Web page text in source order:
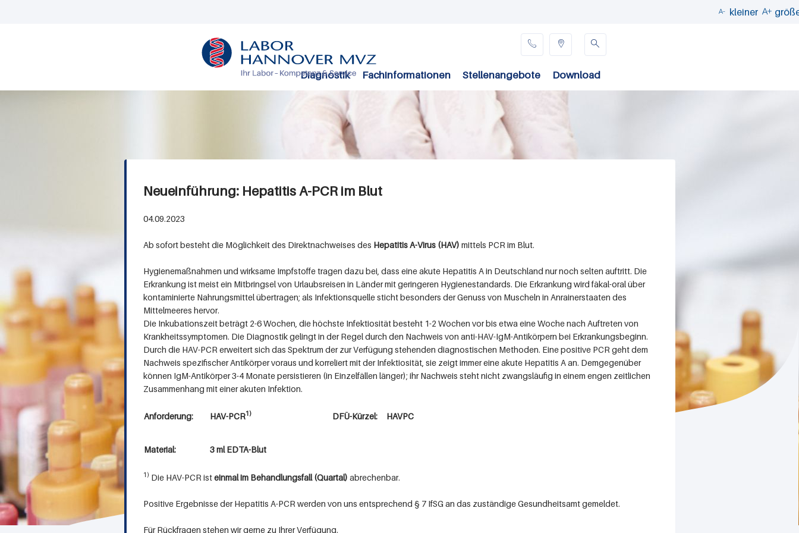
 kleiner 

e
H
n
o
e
r
Diagnostik Fachinformationen Stellenangebote Download
 
Neueinführung: Hepatitis A-PCR im Blut
04.09.2023
Ab sofort besteht die Möglichkeit des Direktnachweises des Hepatitis A-Virus (HAV) mittels PCR im Blut.
Hygienemaßnahmen und wirksame Impfstoffe tragen dazu bei, dass eine akute Hepatitis A in Deutschland nur noch selten auftritt. Die
Erkrankung ist meist ein Mitbringsel von Urlaubsreisen in Länder mit geringeren Hygienestandards. Die Erkrankung wird fäkal-oral über
kontaminierte Nahrungsmittel übertragen; als Infektionsquelle sticht besonders der Genuss von Muscheln in Anrainerstaaten des
Mittelmeeres hervor.
Die Inkubationszeit beträgt 2-6 Wochen, die höchste Infektiosität besteht 1-2 Wochen vor bis etwa eine Woche nach Auftreten von
Krankheitssymptomen. Die Diagnostik gelingt in der Regel durch den Nachweis von anti-HAV-IgM-Antikörpern bei Erkrankungsbeginn.
Durch die HAV-PCR erweitert sich das Spektrum der zur Verfügung stehenden diagnostischen Methoden. Eine positive PCR geht dem
Nachweis spezifischer Antikörper voraus und korreliert mit der Infektiosität, sie zeigt immer eine akute Hepatitis A an. Demgegenüber
können IgM-Antikörper 3-4 Monate persistieren (in Einzelfällen länger); ihr Nachweis steht nicht zwangsläufig in einem engen zeitlichen
Zusammenhang mit einer akuten Infektion.
Anforderung: HAV-PCR1) DFÜ-Kürzel: HAVPC
Material: 3 ml EDTA-Blut
1) Die HAV-PCR isteinmal im Behandlungsfall (Quartal) abrechenbar.
Positive Ergebnisse der Hepatitis A-PCR werden von uns entsprechend § 7 IfSG an das zuständige Gesundheitsamt gemeldet.
Für Rückfragen stehen wir gerne zu Ihrer Verfügung.